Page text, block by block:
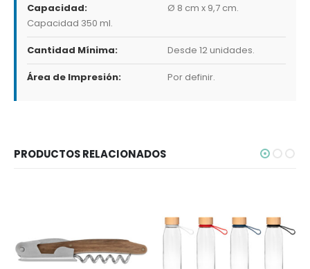
Capacidad:
Ø 8 cm x 9,7 cm.
Capacidad 350 ml.
Cantidad Mínima: Desde 12 unidades.
Área de Impresión: Por definir.
PRODUCTOS RELACIONADOS